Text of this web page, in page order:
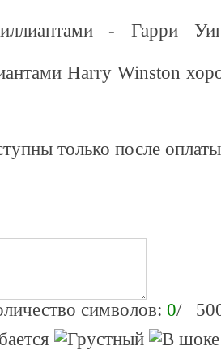
- Гарри
Harry Winston
только после оплаты
символов: 0/